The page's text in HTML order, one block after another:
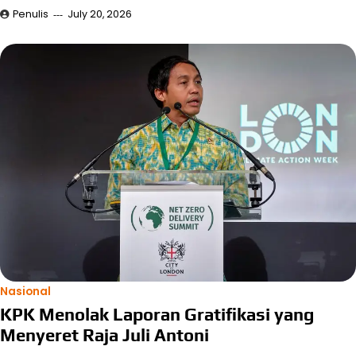
Penulis July 20, 2026
Nasional
KPK Menolak Laporan Gratifikasi yang
Menyeret Raja Juli Antoni